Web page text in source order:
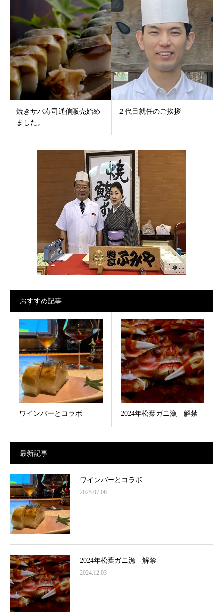
焼きサバ寿司通信販売始め
ました。
２代目就任のご挨拶
おすすめ記事
ワインバーとコラボ 2024年松葉ガニ漁 解禁
最新記事
ワインバーとコラボ
2025.07.06
2024年松葉ガニ漁 解禁
2024.12.03